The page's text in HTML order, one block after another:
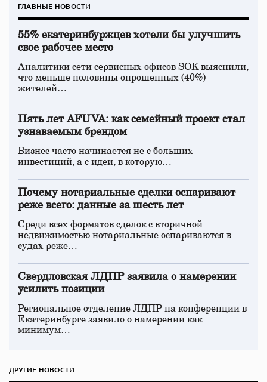
ГЛАВНЫЕ НОВОСТИ
55% екатеринбуржцев хотели бы улучшить
свое рабочее место
Аналитики сети сервисных офисов SOK выяснили,
что меньше половины опрошенных (40%)
жителей…
Пять лет AFUVA: как семейный проект стал
узнаваемым брендом
Бизнес часто начинается не с больших
инвестиций, а с идеи, в которую…
Почему нотариальные сделки оспаривают
реже всего: данные за шесть лет
Среди всех форматов сделок с вторичной
недвижимостью нотариальные оспариваются в
судах реже…
Свердловская ЛДПР заявила о намерении
усилить позиции
Региональное отделение ЛДПР на конференции в
Екатеринбурге заявило о намерении как
минимум…
ДРУГИЕ НОВОСТИ